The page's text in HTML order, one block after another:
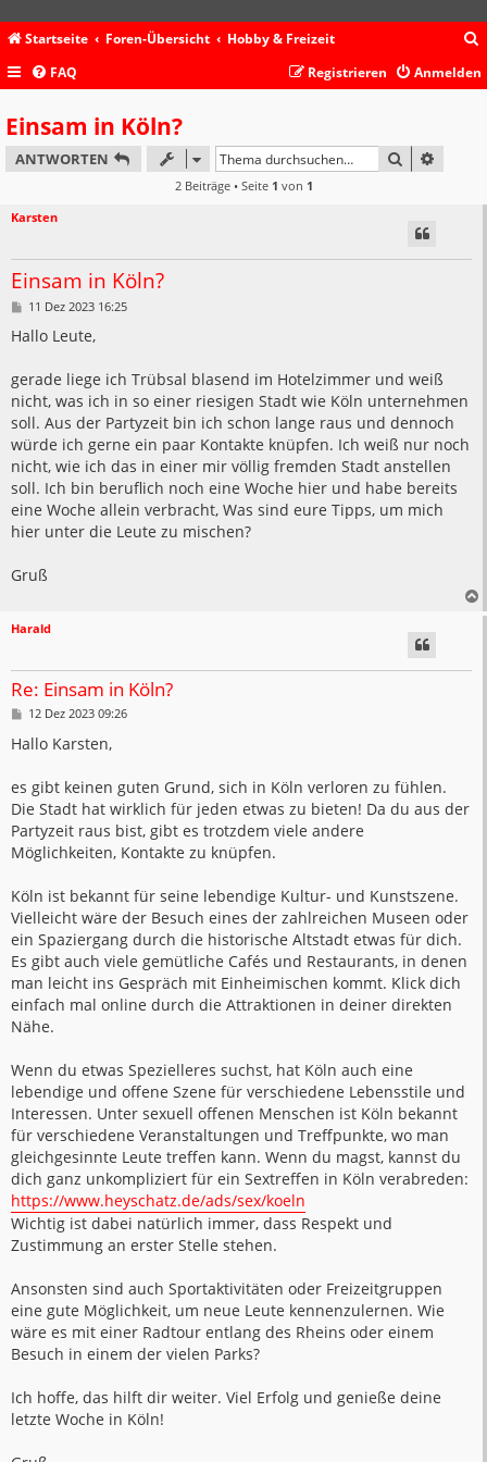
Startseite Foren-Übersicht Hobby & Freizeit
c
FAQ Anmelden
Registrieren
Einsam in Köln?
ANTWORTEN SUCHE
2 Beiträge • Seite 1 von 1
Karsten
Einsam in Köln?
B
i
a
g
11 Dez 2023 16:25
Hallo Leute,
gerade liege ich Trübsal blasend im Hotelzimmer und weiß
nicht, was ich in so einer riesigen Stadt wie Köln unternehmen
soll. Aus der Partyzeit bin ich schon lange raus und dennoch
würde ich gerne ein paar Kontakte knüpfen. Ich weiß nur noch
nicht, wie ich das in einer mir völlig fremden Stadt anstellen
soll. Ich bin beruflich noch eine Woche hier und habe bereits
eine Woche allein verbracht, Was sind eure Tipps, um mich
hier unter die Leute zu mischen?
Gruß
Harald
Re: Einsam in Köln?
B
i
t
a
g
12 Dez 2023 09:26
Hallo Karsten,
es gibt keinen guten Grund, sich in Köln verloren zu fühlen.
Die Stadt hat wirklich für jeden etwas zu bieten! Da du aus der
Partyzeit raus bist, gibt es trotzdem viele andere
Möglichkeiten, Kontakte zu knüpfen.
Köln ist bekannt für seine lebendige Kultur- und Kunstszene.
Vielleicht wäre der Besuch eines der zahlreichen Museen oder
ein Spaziergang durch die historische Altstadt etwas für dich.
Es gibt auch viele gemütliche Cafés und Restaurants, in denen
man leicht ins Gespräch mit Einheimischen kommt. Klick dich
einfach mal online durch die Attraktionen in deiner direkten
Nähe.
Wenn du etwas Spezielleres suchst, hat Köln auch eine
lebendige und offene Szene für verschiedene Lebensstile und
Interessen. Unter sexuell offenen Menschen ist Köln bekannt
für verschiedene Veranstaltungen und Treffpunkte, wo man
gleichgesinnte Leute treffen kann. Wenn du magst, kannst du
dich ganz unkompliziert für ein Sextreffen in Köln verabreden:
https://www.heyschatz.de/ads/sex/koeln
Wichtig ist dabei natürlich immer, dass Respekt und
Zustimmung an erster Stelle stehen.
Ansonsten sind auch Sportaktivitäten oder Freizeitgruppen
eine gute Möglichkeit, um neue Leute kennenzulernen. Wie
wäre es mit einer Radtour entlang des Rheins oder einem
Besuch in einem der vielen Parks?
Ich hoffe, das hilft dir weiter. Viel Erfolg und genieße deine
letzte Woche in Köln!